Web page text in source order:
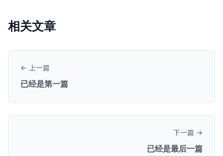
相关文章
← 上一篇
已经是第一篇
下一篇 →
已经是最后一篇